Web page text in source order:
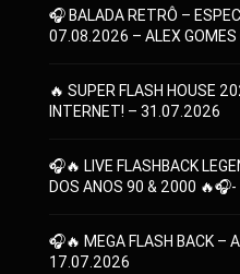
🎧 BALADA RETRÔ –
07.08.2026 – ALEX
🔥 SUPER FLASH HOUSE
INTERNET! – 31.07.2026
🎧🔥 LIVE FLASHBACK
DOS ANOS 90 & 2000
🎧🔥 MEGA FLASH BACK –
17.07.2026